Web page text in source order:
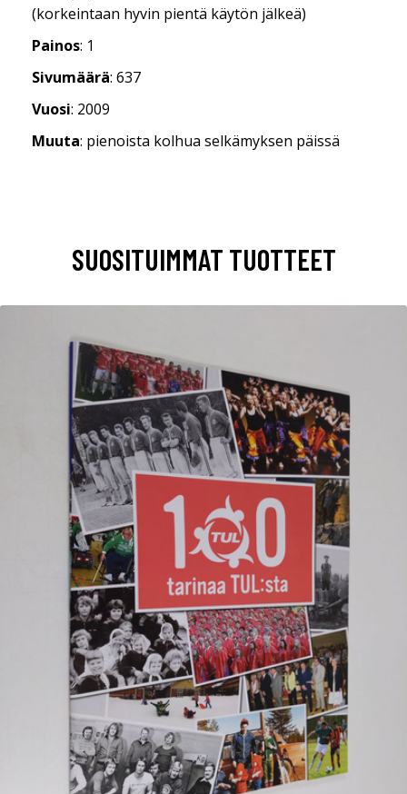
(korkeintaan hyvin pientä käytön jälkeä)
Painos: 1
Sivumäärä: 637
Vuosi: 2009
Muuta: pienoista kolhua selkämyksen päissä
SUOSITUIMMAT TUOTTEET